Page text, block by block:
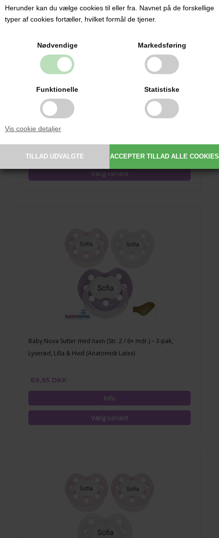
Herunder kan du vælge cookies til eller fra. Navnet på de forskellige
typer af cookies fortæller, hvilket formål de tjener.
Nødvendige Markedsføring
Funktionelle Statistiske
Vis cookie detaljer
Lyserøde (Anatomisk Latex)
Baby Nova Sutter med navn (Str. 2 / 6+ mdr.) – 3-pak,
Lyserød, Lilla & Hvid (Anatomisk Latex)
69,95 DKK